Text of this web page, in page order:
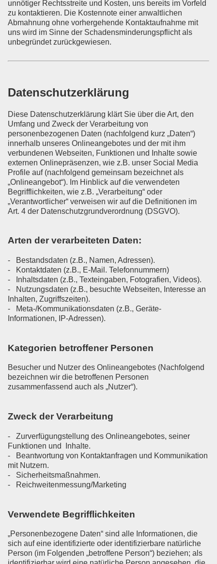
unnötiger Rechtsstreite und Kosten, uns bereits im Vorfeld
zu kontaktieren. Die Kostennote einer anwaltlichen
Abmahnung ohne vorhergehende Kontaktaufnahme mit
uns wird im Sinne der Schadensminderungspflicht als
unbegründet zurückgewiesen.
Datenschutzerklärung
Diese Datenschutzerklärung klärt Sie über die Art, den
Umfang und Zweck der Verarbeitung von
personenbezogenen Daten (nachfolgend kurz „Daten“)
innerhalb unseres Onlineangebotes und der mit ihm
verbundenen Webseiten, Funktionen und Inhalte sowie
externen Onlinepräsenzen, wie z.B. unser Social Media
Profile auf (nachfolgend gemeinsam bezeichnet als
„Onlineangebot“). Im Hinblick auf die verwendeten
Begrifflichkeiten, wie z.B. „Verarbeitung“ oder
„Verantwortlicher“ verweisen wir auf die Definitionen im
Art. 4 der Datenschutzgrundverordnung (DSGVO).
Arten der verarbeiteten Daten:
- Bestandsdaten (z.B., Namen, Adressen).
- Kontaktdaten (z.B., E-Mail. Telefonnummern)
- Inhaltsdaten (z.B., Texteingaben, Fotografien, Videos).
- Nutzungsdaten (z.B., besuchte Webseiten, Interesse an
Inhalten, Zugriffszeiten).
- Meta-/Kommunikationsdaten (z.B., Geräte-
Informationen, IP-Adressen).
Kategorien betroffener Personen
Besucher und Nutzer des Onlineangebotes (Nachfolgend
bezeichnen wir die betroffenen Personen
zusammenfassend auch als „Nutzer“).
Zweck der Verarbeitung
- Zurverfügungstellung des Onlineangebotes, seiner
Funktionen und Inhalte.
- Beantwortung von Kontaktanfragen und Kommunikation
mit Nutzern.
- Sicherheitsmaßnahmen.
- Reichweitenmessung/Marketing
Verwendete Begrifflichkeiten
„Personenbezogene Daten“ sind alle Informationen, die
sich auf eine identifizierte oder identifizierbare natürliche
Person (im Folgenden „betroffene Person“) beziehen; als